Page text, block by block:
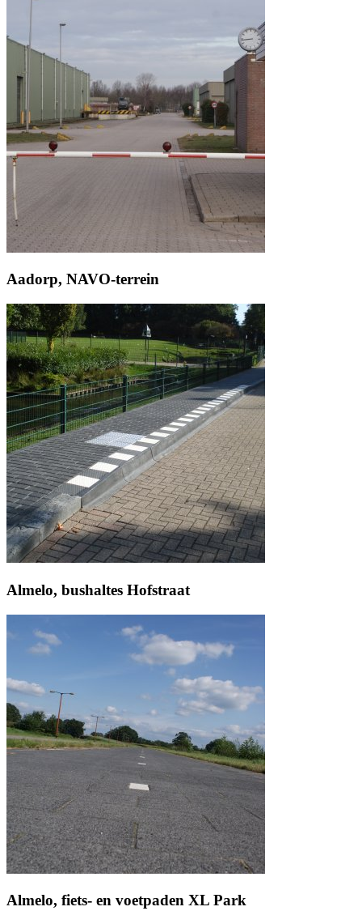
Aadorp, NAVO-terrein
Almelo, bushaltes Hofstraat
Almelo, fiets- en voetpaden XL Park